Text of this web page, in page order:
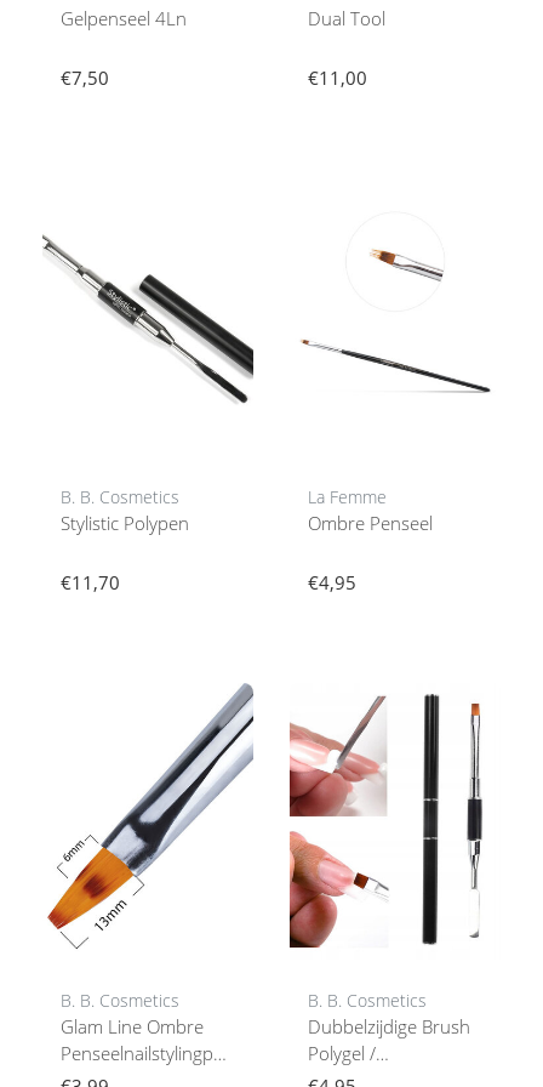
Gelpenseel 4Ln
€7,50
Dual Tool
€11,00
B. B. Cosmetics
Stylistic Polypen
€11,70
La Femme
Ombre Penseel
€4,95
B. B. Cosmetics
Glam Line Ombre
Penseelnailstylingpenselen6/13
Mm
B. B. Cosmetics
Dubbelzijdige Brush
Polygel /
Acrylgelbrushnailstyling